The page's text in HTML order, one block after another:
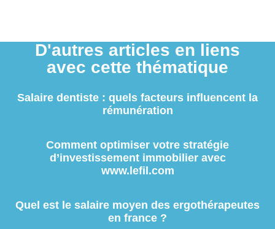
D'autres articles en liens
avec cette thématique
Salaire dentiste : quels facteurs influencent la
rémunération
Comment optimiser votre stratégie
d’investissement immobilier avec
www.lefil.com
Quel est le salaire moyen des ergothérapeutes
en france ?